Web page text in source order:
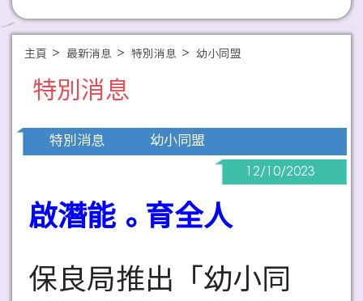
主頁 最新消息 特別消息 幼小同盟
特別消息
特別消息 幼小同盟
12/10/2023
啟潛能。育全人
保良局推出「幼小同